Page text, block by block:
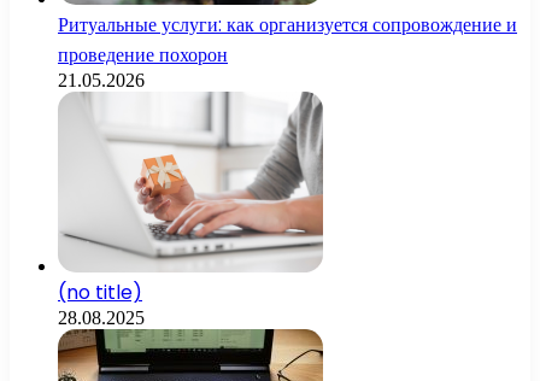
Ритуальные услуги: как организуется сопровождение и
проведение похорон
21.05.2026
(no title)
28.08.2025